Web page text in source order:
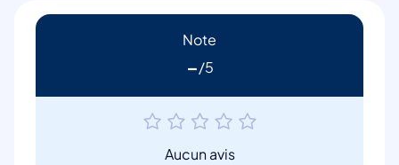
Note
-
Aucun avis